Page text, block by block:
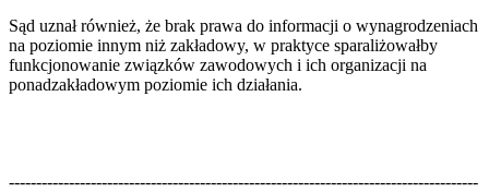
Sąd uznał również, że brak prawa do informacji o wynagrodzeniach
na poziomie innym niż zakładowy, w praktyce sparaliżowałby
funkcjonowanie związków zawodowych i ich organizacji na
ponadzakładowym poziomie ich działania.
--------------------------------------------------------------------------------------